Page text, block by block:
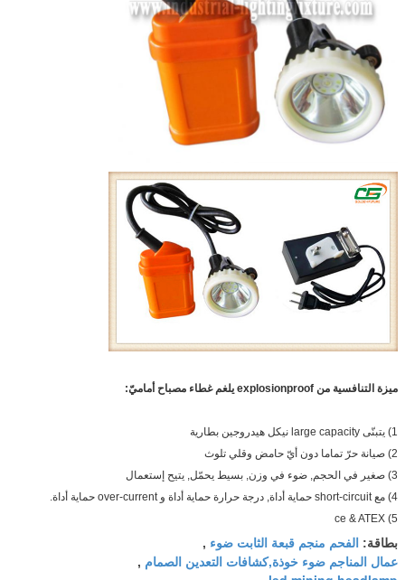
ميزة التنافسية من explosionproof يلغم غطاء مصباح أماميّ :
1) يتبنّى large capacity نيكل هيدروجين بطارية
2) صيانة حرّ تماما دون أيّ حامض وقلي تلوث
3) صغير في الحجم, ضوء في وزن, بسيط يحمّل, يتيح إستعمال
4) مع short-circuit حماية أداة, درجة حرارة حماية أداة و over-current حماية أداة.
5)
ce & ATEX
بطاقة: الفحم منجم قبعة الثابت ضوء ,
عمال المناجم ضوء خوذة,كشافات التعدين الصمام ,